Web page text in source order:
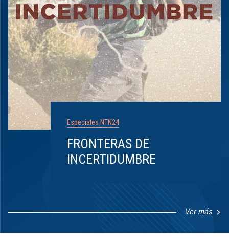
Especiales NTN24
FRONTERAS DE
INCERTIDUMBRE
Ver más
1